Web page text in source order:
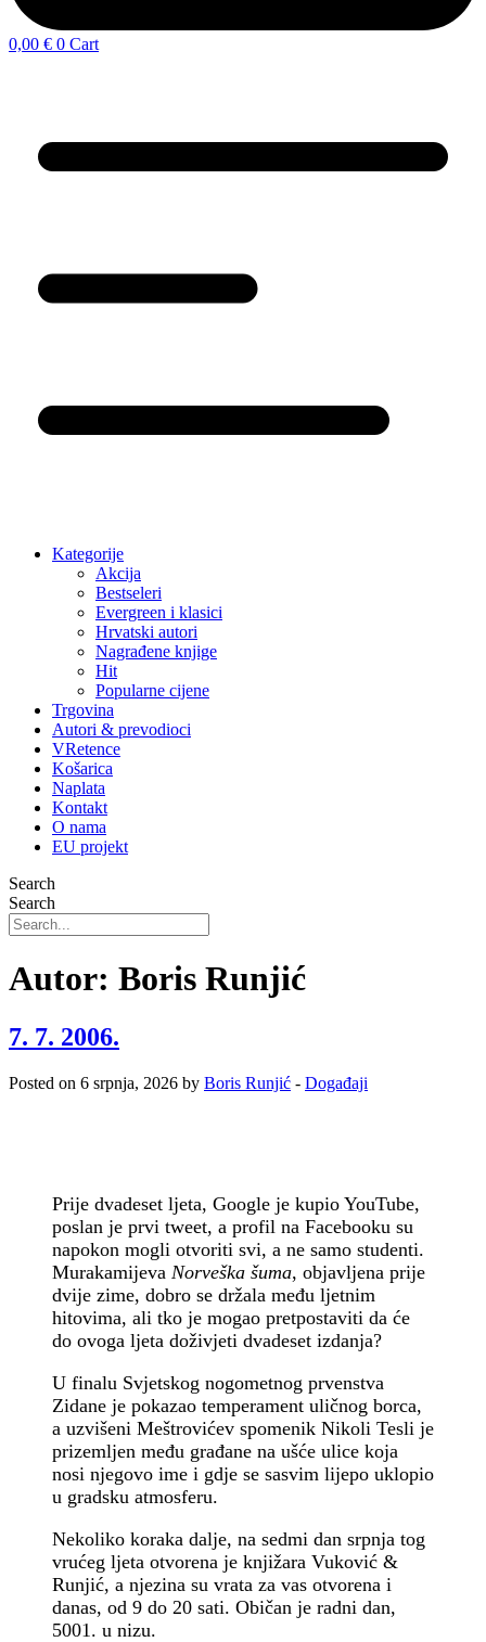
0,00 € 0 Cart
Kategorije
Akcija
Bestseleri
Evergreen i klasici
Hrvatski autori
Nagrađene knjige
Hit
Popularne cijene
Trgovina
Autori & prevodioci
VRetence
Košarica
Naplata
Kontakt
O nama
EU projekt
Search
Search
Autor: Boris Runjić
7. 7. 2006.
Posted on 6 srpnja, 2026 by Boris Runjić - Događaji
Prije dvadeset ljeta, Google je kupio YouTube,
poslan je prvi tweet, a profil na Facebooku su
napokon mogli otvoriti svi, a ne samo studenti.
Murakamijeva Norveška šuma, objavljena prije
dvije zime, dobro se držala među ljetnim
hitovima, ali tko je mogao pretpostaviti da će
do ovoga ljeta doživjeti dvadeset izdanja?
U finalu Svjetskog nogometnog prvenstva
Zidane je pokazao temperament uličnog borca,
a uzvišeni Meštrovićev spomenik Nikoli Tesli je
prizemljen među građane na ušće ulice koja
nosi njegovo ime i gdje se sasvim lijepo uklopio
u gradsku atmosferu.
Nekoliko koraka dalje, na sedmi dan srpnja tog
vrućeg ljeta otvorena je knjižara Vuković &
Runjić, a njezina su vrata za vas otvorena i
danas, od 9 do 20 sati. Običan je radni dan,
5001. u nizu.